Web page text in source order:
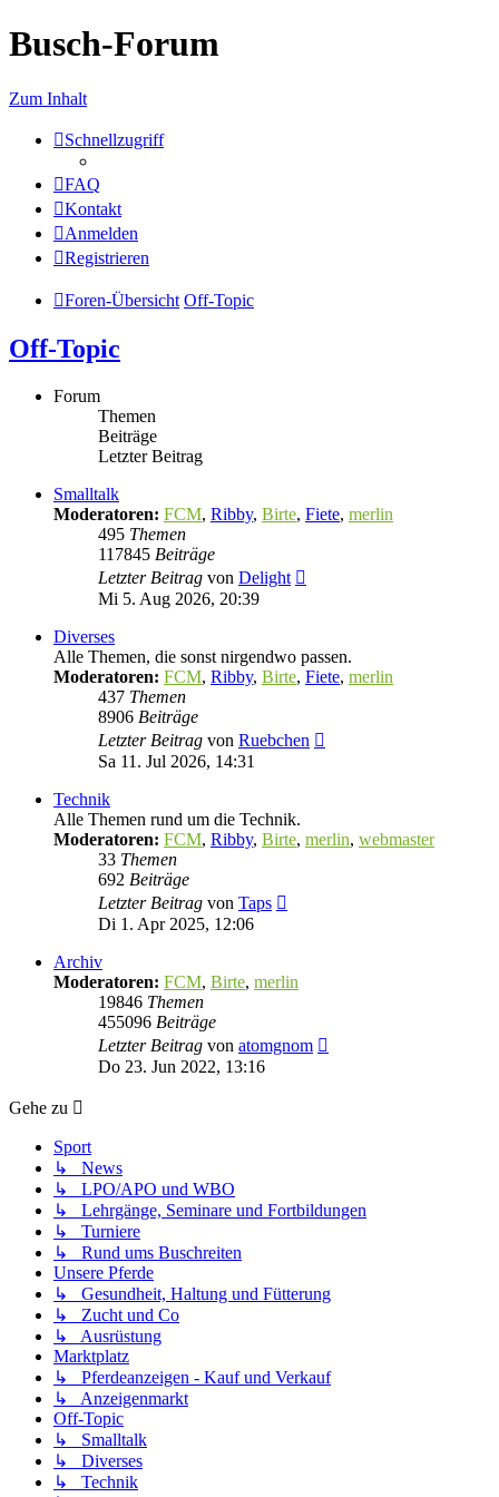
Busch-Forum
Zum Inhalt
Schnellzugriff
FAQ
Kontakt
Anmelden
Registrieren
Foren-Übersicht Off-Topic
Off-Topic
Forum
Themen
Beiträge
Letzter Beitrag
Smalltalk
Moderatoren: FCM, Ribby, Birte, Fiete, merlin
495 Themen
117845 Beiträge
Letzter Beitrag von Delight
Mi 5. Aug 2026, 20:39
Diverses
Alle Themen, die sonst nirgendwo passen.
Moderatoren: FCM, Ribby, Birte, Fiete, merlin
437 Themen
8906 Beiträge
Letzter Beitrag von Ruebchen
Sa 11. Jul 2026, 14:31
Technik
Alle Themen rund um die Technik.
Moderatoren: FCM, Ribby, Birte, merlin, webmaster
33 Themen
692 Beiträge
Letzter Beitrag von Taps
Di 1. Apr 2025, 12:06
Archiv
Moderatoren: FCM, Birte, merlin
19846 Themen
455096 Beiträge
Letzter Beitrag von atomgnom
Do 23. Jun 2022, 13:16
Gehe zu
Sport
↳ News
↳ LPO/APO und WBO
↳ Lehrgänge, Seminare und Fortbildungen
↳ Turniere
↳ Rund ums Buschreiten
Unsere Pferde
↳ Gesundheit, Haltung und Fütterung
↳ Zucht und Co
↳ Ausrüstung
Marktplatz
↳ Pferdeanzeigen - Kauf und Verkauf
↳ Anzeigenmarkt
Off-Topic
↳ Smalltalk
↳ Diverses
↳ Technik